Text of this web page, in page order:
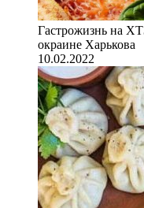
Гастрожизнь на
окраине Харькова
10.02.2022